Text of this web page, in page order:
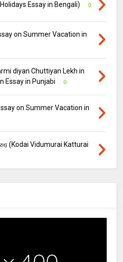
Holidays Essay in Bengali) 0
Essay on Summer Vacation in
diyan Chuttiyan Lekh in
Essay in Punjabi
0
on Summer Vacation in
(Kodai Vidumurai Katturai